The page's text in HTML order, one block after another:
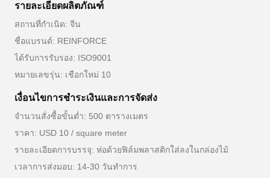
รายละเอียดผลิตภัณฑ์
สถานที่กำเนิด: จีน
ชื่อแบรนด์: REINFORCE
ได้รับการรับรอง: ISO9001
หมายเลขรุ่น: เชือกใหม่ 10
เงื่อนไขการชำระเงินและการจัดส่ง
จำนวนสั่งซื้อขั้นต่ำ: 500 ตารางเมตร
ราคา: USD 10 / square meter
รายละเอียดการบรรจุ: ห่อด้วยฟิล์มพลาสติกใส่ลงในกล่องไม้
เวลาการส่งมอบ: 14-30 วันทำการ